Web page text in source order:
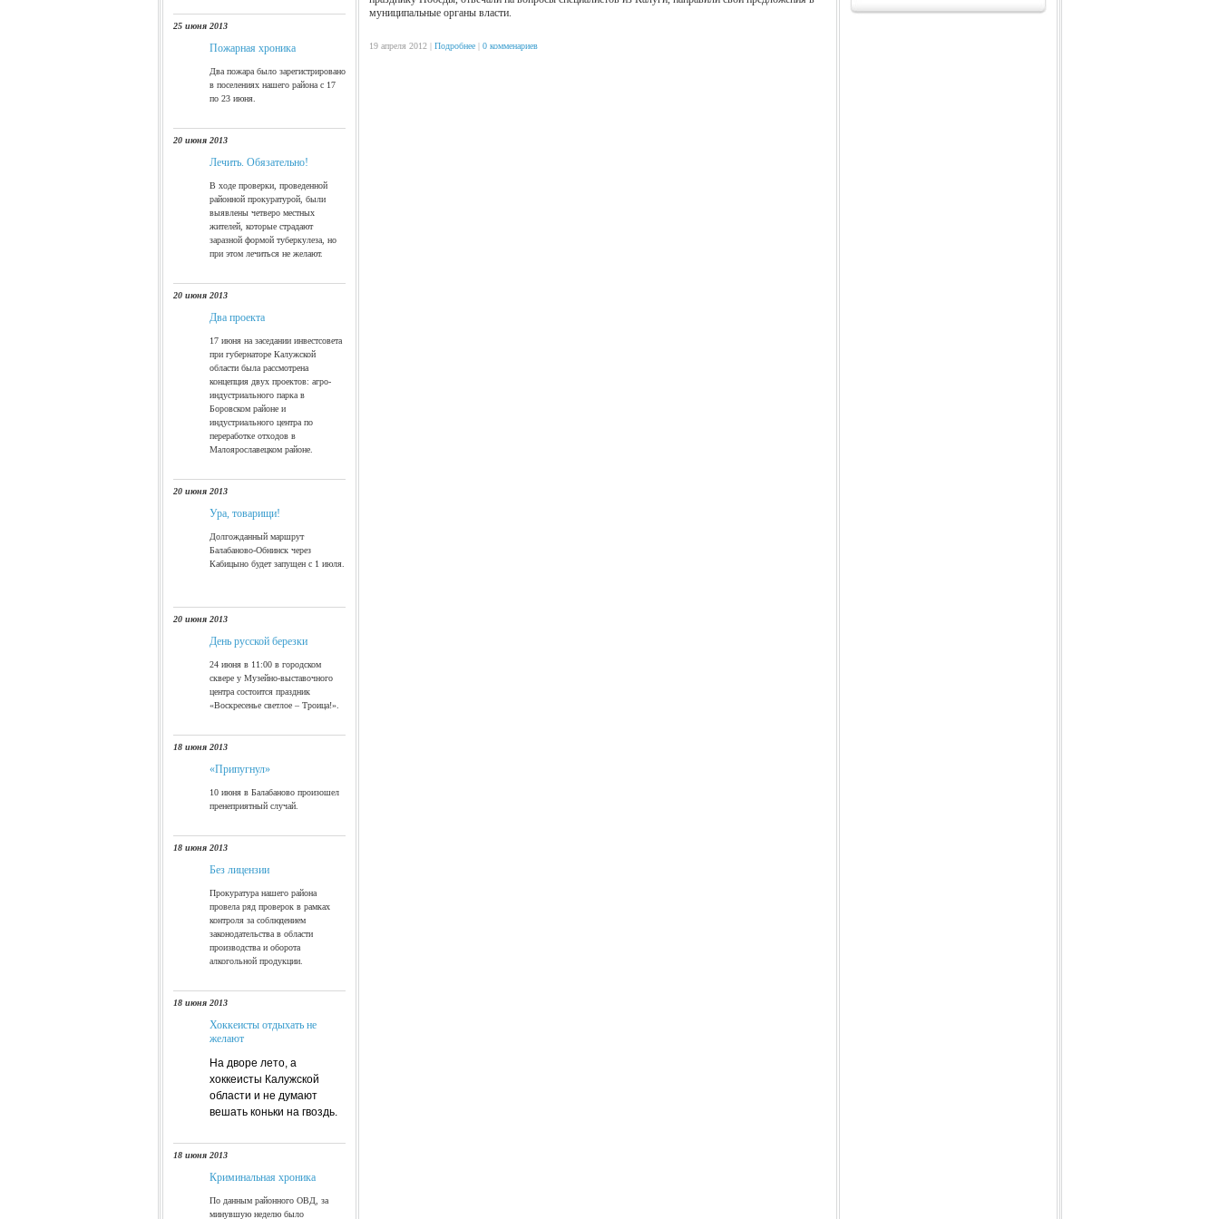
25 июня 2013
Пожарная хроника
Два пожара было зарегистрировано
в поселениях нашего района с 17
по 23 июня.
20 июня 2013
Лечить. Обязательно!
В ходе проверки, проведенной
районной прокуратурой, были
выявлены четверо местных
жителей, которые страдают
заразной формой туберкулеза, но
при этом лечиться не желают.
20 июня 2013
Два проекта
17 июня на заседании инвестсовета
при губернаторе Калужской
области была рассмотрена
концепция двух проектов: агро-
индустриального парка в
Боровском районе и
индустриального центра по
переработке отходов в
Малоярославецком районе.
20 июня 2013
Ура, товарищи!
Долгожданный маршрут
Балабаново-Обнинск через
Кабицыно будет запущен с 1 июля.
20 июня 2013
День русской березки
24 июня в 11:00 в городском
сквере у Музейно-выставочного
центра состоится праздник
«Воскресенье светлое – Троица!».
18 июня 2013
«Припугнул»
10 июня в Балабаново произошел
пренеприятный случай.
18 июня 2013
Без лицензии
Прокуратура нашего района
провела ряд проверок в рамках
контроля за соблюдением
законодательства в области
производства и оборота
алкогольной продукции.
18 июня 2013
Хоккеисты отдыхать не
желают
На дворе лето, а
хоккеисты Калужской
области и не думают
вешать коньки на гвоздь.
18 июня 2013
Криминальная хроника
По данным районного ОВД, за
минувшую неделю было
муниципальные органы власти.
19 апреля 2012 | Подробнее| 0 комменариев